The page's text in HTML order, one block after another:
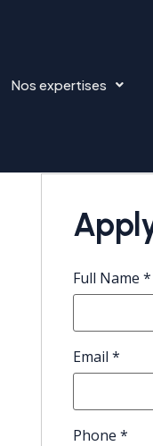
Nos expertises
Full Name *
Email *
Phone *